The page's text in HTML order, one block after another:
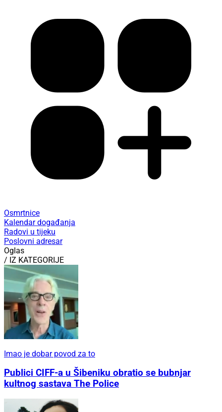
Osmrtnice
Kalendar događanja
Radovi u tijeku
Poslovni adresar
Oglas
/ IZ KATEGORIJE
Imao je dobar povod za to
Publici CIFF-a u Šibeniku obratio se bubnjar
kultnog sastava The Police